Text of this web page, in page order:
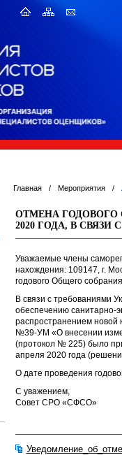
Главная / Мероприятия /
ОТМЕНА ГОДОВОГО
2020 ГОДА, В
Уважаемые члены
нахождения: 109147, г.
годового Общего
В связи с требованиями
обеспечению санитарно-
распространением новой
№39-УМ «О внесении
(протокол № 225) было
апреля 2020 года
О дате проведения
С уважением,
Совет СРО «СФСО»